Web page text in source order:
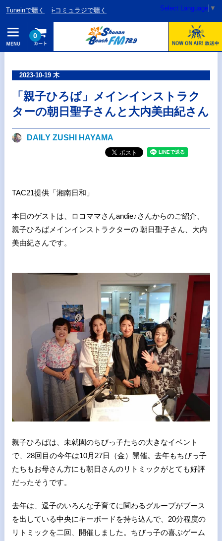
Tuneinで聴く i-コミュラジで聴く Select Language ▼
0
2023-10-19 木
「親子ひろば」メインインストラク
ターの朝日聖子さんと大内美由紀さん
DAILY ZUSHI HAYAMA
TAC21提供「湘南日和」
本日のゲストは、ロコママさんandie♪さんからのご紹介、
親子ひろばメインインストラクターの 朝日聖子さん、大内
美由紀さんです。
親子ひろばは、未就園のちびっ子たちの大きなイベント
で、28回目の今年は10月27日（金）開催。去年もちびっ子
たちもお母さん方にも朝日さんのリトミックがとても好評
だったそうです。
去年は、逗子のいろんな子育てに関わるグループがブース
を出している中央にキーボードを持ち込んで、20分程度の
リトミックを二回、開催しました。ちびっ子の喜ぶゲーム